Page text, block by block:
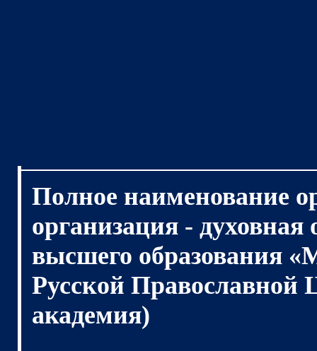
Полное наименование
организация - духовная
высшего образования
Русской Православной
академия)